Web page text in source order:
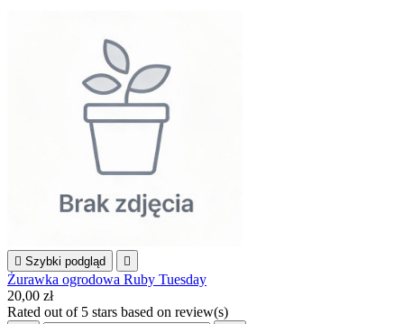
 Szybki podgląd 
Żurawka ogrodowa Ruby Tuesday
20,00 zł
Rated out of 5 stars based on review(s)